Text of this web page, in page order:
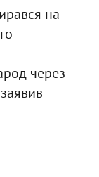
на
через